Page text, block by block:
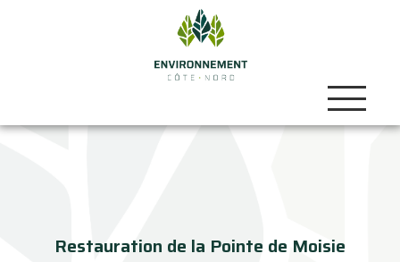
Restauration de la Pointe de Moisie